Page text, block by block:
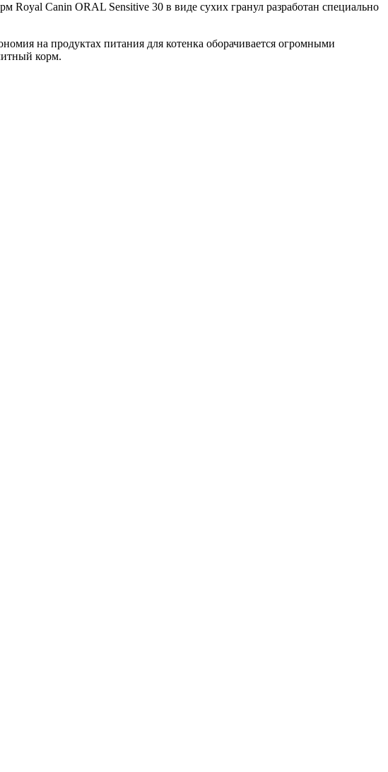
Royal Canin ORAL Sensitive 30 в виде сухих гранул разработан специально
на продуктах питания для котенка оборачивается огромными
корм.